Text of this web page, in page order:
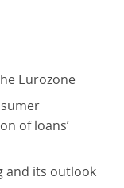
Eurozone
of loans’
and its outlook